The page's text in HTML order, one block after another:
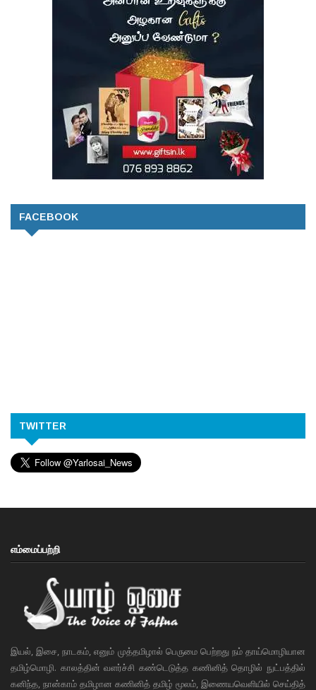
FACEBOOK
TWITTER
எம்மைப்பற்றி
இயல், இசை, நாடகம், எனும் முத்தமிழால் பெருமை பெற்றது நம் தாய்மொழியான
தமிழ்மொழி. காலத்தின் வளர்ச்சி கண்டெடுத்த கணினித் தொழில் நுட்பத்தில்
கனிந்த, நான்காம் தமிழான கணினித் தமிழ் மூலம், இணையவெளியில் செய்தித்